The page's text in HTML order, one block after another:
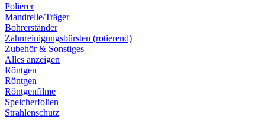
Polierer
Mandrelle/Träger
Bohrerständer
Zahnreinigungsbürsten (rotierend)
Zubehör & Sonstiges
Alles anzeigen
Röntgen
Röntgen
Röntgenfilme
Speicherfolien
Strahlenschutz